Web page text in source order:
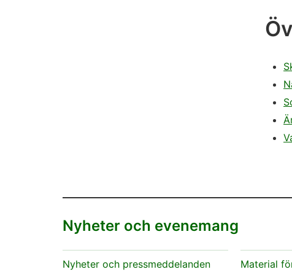
Nyheter och evenemang
Nyheter och pressmeddelanden Material